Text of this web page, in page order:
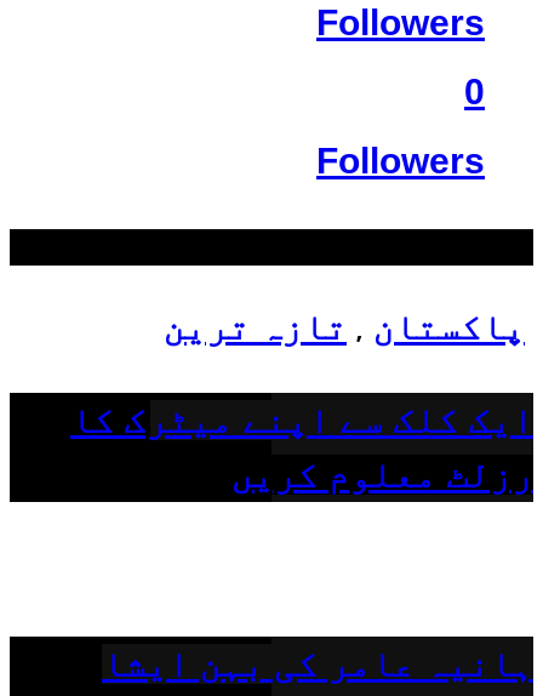
Followers
0
Followers
پاکستان , تازہ ترین
ایک کلک سے اپنے میٹرک کا
رزلٹ معلوم کریں
ہانیہ عامر کی بہن ایشا